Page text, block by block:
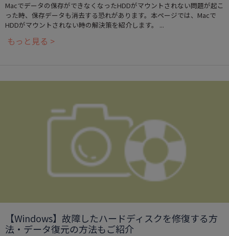
Macでデータの保存ができなくなったHDDがマウントされない問題が起こ
った時、保存データも消去する恐れがあります。本ページでは、Macで
HDDがマウントされない時の解決策を紹介します。 ...
もっと見る >
【Windows】故障したハードディスクを修復する方
法・データ復元の方法もご紹介